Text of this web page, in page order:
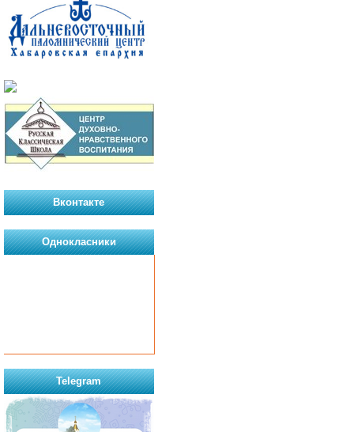
Вконтакте
Однокласники
Telegram